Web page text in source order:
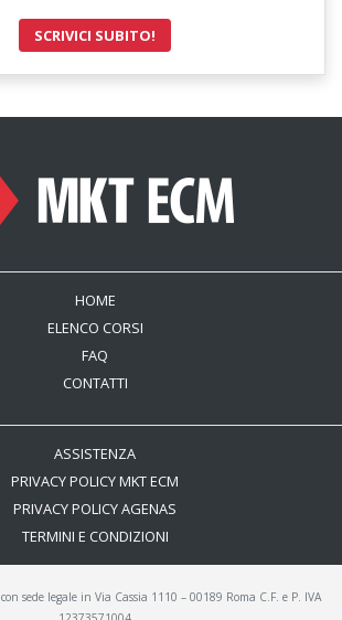
SCRIVICI SUBITO!
HOME
ELENCO CORSI
FAQ
CONTATTI
ASSISTENZA
PRIVACY POLICY MKT ECM
PRIVACY POLICY AGENAS
TERMINI E CONDIZIONI
con sede legale in Via Cassia 1110 – 00189 Roma C.F. e P. IVA